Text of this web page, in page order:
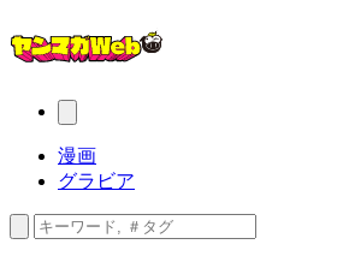
漫画
グラビア